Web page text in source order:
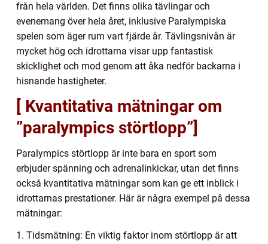
från hela världen. Det finns olika tävlingar och
evenemang över hela året, inklusive Paralympiska
spelen som äger rum vart fjärde år. Tävlingsnivån är
mycket hög och idrottarna visar upp fantastisk
skicklighet och mod genom att åka nedför backarna i
hisnande hastigheter.
[ Kvantitativa mätningar om
”paralympics störtlopp”]
Paralympics störtlopp är inte bara en sport som
erbjuder spänning och adrenalinkickar, utan det finns
också kvantitativa mätningar som kan ge ett inblick i
idrottarnas prestationer. Här är några exempel på dessa
mätningar:
1. Tidsmätning: En viktig faktor inom störtlopp är att